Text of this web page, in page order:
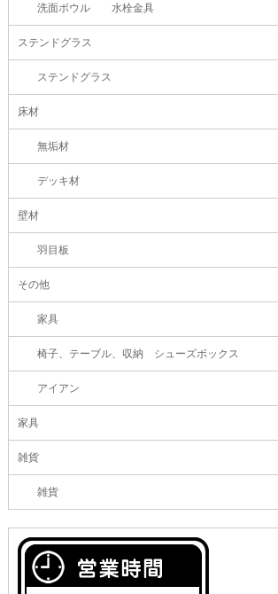
洗面ボウル 水栓金具
ステンドグラス
ステンドグラス
床材
無垢材
デッキ材
壁材
羽目板
その他
家具
椅子、テーブル、収納 シューズボックス
アイアン
家具
雑貨
雑貨